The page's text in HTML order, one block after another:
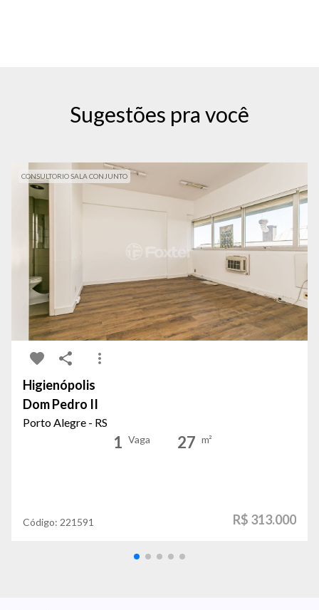
Sugestões pra você
CONSULTORIO SALA CONJUNTO
Higienópolis
Dom Pedro II
Porto Alegre - RS
1 Vaga 27 m²
Código: 221591 R$ 313.000